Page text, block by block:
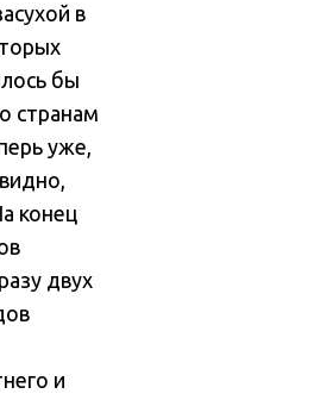
в
бы
странам
уже,
конец
двух
и